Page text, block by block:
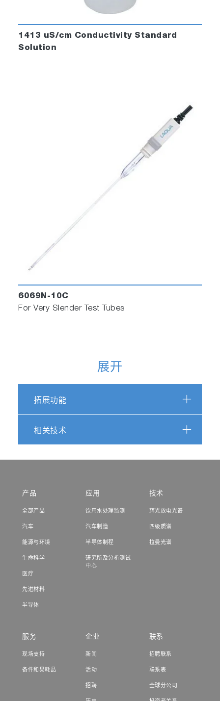
1413 uS/cm Conductivity Standard
Solution
6069N-10C
For Very Slender Test Tubes
展开
拓展功能
相关技术
产品
全部产品
汽车
能源与环境
生命科学
医疗
先进材料
半导体
应用
饮用水处理监测
汽车制造
半导体制程
研究所及分析测试
中心
技术
辉光放电光谱
四级质谱
拉曼光谱
服务
现场支持
备件和易耗品
企业
新闻
活动
招聘
联系
招聘联系
联系表
全球分公司